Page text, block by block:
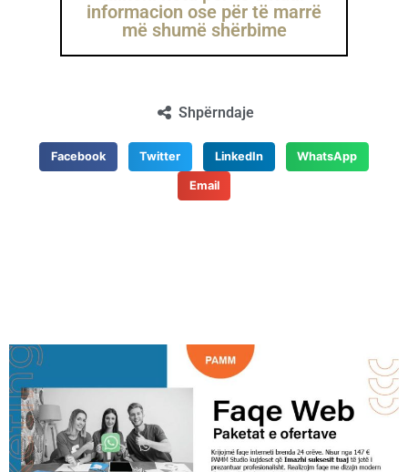
informacion ose për të marrë
më shumë shërbime
Shpërndaje
Facebook Twitter LinkedIn WhatsApp
Email